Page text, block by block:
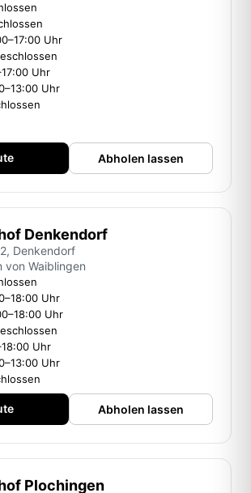
Uhr
Uhr
Uhr
Abholen lassen
Denkendorf
Denkendorf
von Waiblingen
Uhr
Uhr
Uhr
Uhr
Abholen lassen
Plochingen